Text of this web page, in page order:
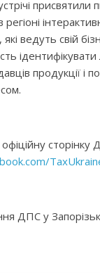
присвятили
ведуть свій
продукції і
сторінку
ДПС у